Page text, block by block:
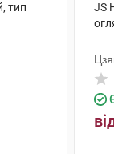
тип
JS